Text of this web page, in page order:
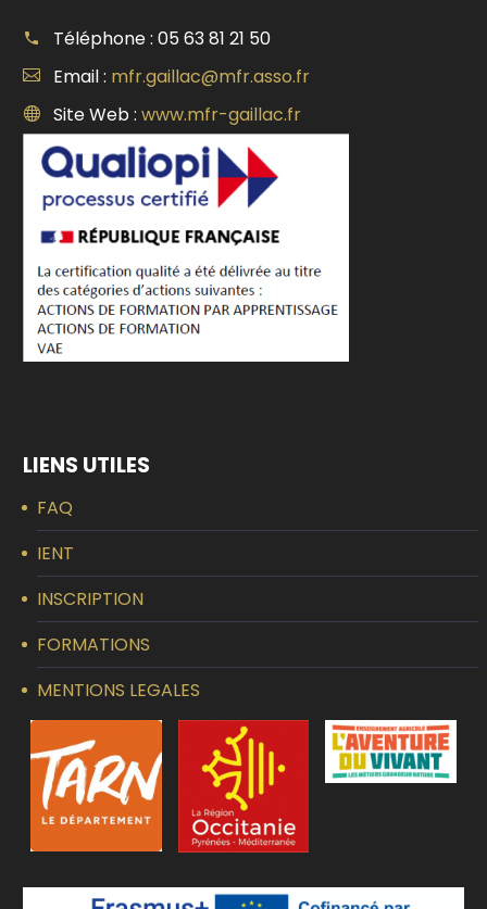
Téléphone : 05 63 81 21 50
Email : mfr.gaillac@mfr.asso.fr
Site Web : www.mfr-gaillac.fr
LIENS UTILES
FAQ
IENT
INSCRIPTION
FORMATIONS
MENTIONS LEGALES